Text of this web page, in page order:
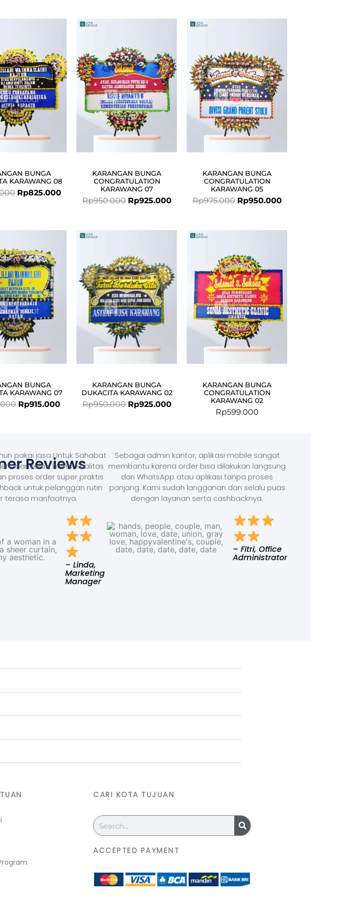
BUNGA
KARAWANG 08
was:
Rp850.000.
Rp825.000
Current
Rp825.000.
KARANGAN BUNGA
CONGRATULATION
KARAWANG 07
Rp950.000
was:
Rp950.000.
Rp925.000
Current
Rp925.000.
KARANGAN BUNGA
CONGRATULATION
KARAWANG 05
Rp975.000
Rp975.000.
Rp950.000
BUNGA
KARAWANG 07
was:
Rp950.000.
Rp915.000
Current
Rp915.000.
KARANGAN BUNGA
DUKACITA KARAWANG 02
Rp950.000
was:
Rp950.000.
Rp925.000
Current
Rp925.000.
KARANGAN BUNGA
CONGRATULATION
KARAWANG 02
Rp599.000
Reviews
pakai jasa Untuk Sahabat
dan relasi bisnis. Kualitas
proses order super praktis
untuk pelanggan rutin
terasa manfaatnya.
– Linda,
Marketing
Manager
Sebagai admin kantor, aplikasi mobile sangat
membantu karena order bisa dilakukan langsung
dari WhatsApp atau aplikasi tanpa proses
panjang. Kami sudah langganan dan selalu puas
dengan layanan serta cashbacknya.
– Fitri, Office
Administrator
CARI KOTA TUJUAN
Search
ACCEPTED PAYMENT